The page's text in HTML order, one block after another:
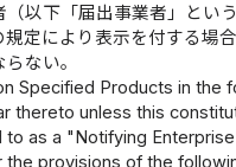
以下「届出事業者」とい
定により表示を付する
ない。
Specified Products in
thereto unless this
as a "Notifying
provisions of the